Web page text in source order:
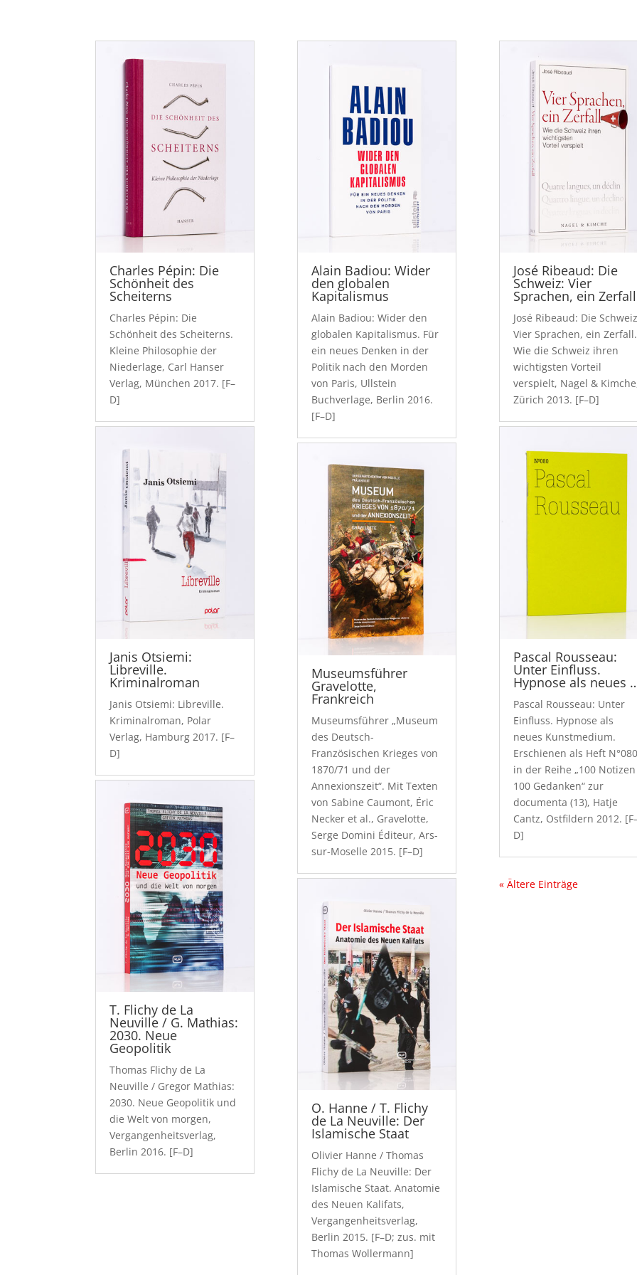
Charles Pépin: Die
Schönheit des
Scheiterns
Charles Pépin: Die
Schönheit des Scheiterns.
Kleine Philosophie der
Niederlage, Carl Hanser
Verlag, München 2017. [F–
D]
Janis Otsiemi:
Libreville.
Kriminalroman
Janis Otsiemi: Libreville.
Kriminalroman, Polar
Verlag, Hamburg 2017. [F–
D]
T. Flichy de La
Neuville / G. Mathias:
2030. Neue
Geopolitik
Thomas Flichy de La
Neuville / Gregor Mathias:
2030. Neue Geopolitik und
die Welt von morgen,
Vergangenheitsverlag,
Berlin 2016. [F–D]
Alain Badiou: Wider
den globalen
Kapitalismus
Alain Badiou: Wider den
globalen Kapitalismus. Für
ein neues Denken in der
Politik nach den Morden
von Paris, Ullstein
Buchverlage, Berlin 2016.
[F–D]
Museumsführer
Gravelotte,
Frankreich
Museumsführer „Museum
des Deutsch-
Französischen Krieges von
1870/71 und der
Annexionszeit“. Mit Texten
von Sabine Caumont, Éric
Necker et al., Gravelotte,
Serge Domini Éditeur, Ars-
sur-Moselle 2015. [F–D]
O. Hanne / T. Flichy
de La Neuville: Der
Islamische Staat
Olivier Hanne / Thomas
Flichy de La Neuville: Der
Islamische Staat. Anatomie
des Neuen Kalifats,
Vergangenheitsverlag,
Berlin 2015. [F–D; zus. mit
Thomas Wollermann]
José Ribeaud: Die
Schweiz: Vier
Sprachen, ein Zerfall
José Ribeaud: Die
Vier Sprachen, ein Zerfall.
Wie die Schweiz ihren
wichtigsten Vorteil
verspielt, Nagel &
Zürich 2013. [F–D]
Pascal Rousseau:
Unter Einfluss.
Hypnose als neues
Pascal Rousseau: Unter
Einfluss. Hypnose als
neues Kunstmedium.
Erschienen als Heft
in der Reihe „100 Notizen
100 Gedanken“ zur
documenta (13), Hatje
Cantz, Ostfildern 2012.
D]
« Ältere Einträge